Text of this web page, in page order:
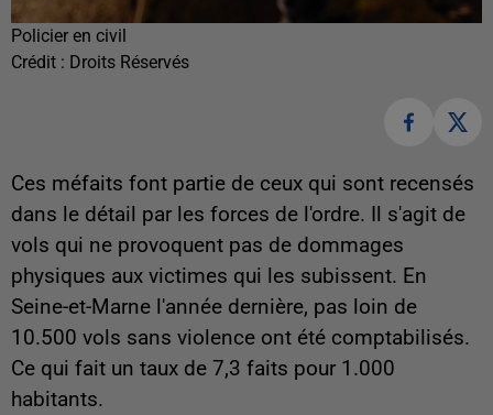
Policier en civil
Crédit : Droits Réservés
Ces méfaits font partie de ceux qui sont recensés
dans le détail par les forces de l'ordre. Il s'agit de
vols qui ne provoquent pas de dommages
physiques aux victimes qui les subissent. En
Seine-et-Marne l'année dernière, pas loin de
10.500 vols sans violence ont été comptabilisés.
Ce qui fait un taux de 7,3 faits pour 1.000
habitants.